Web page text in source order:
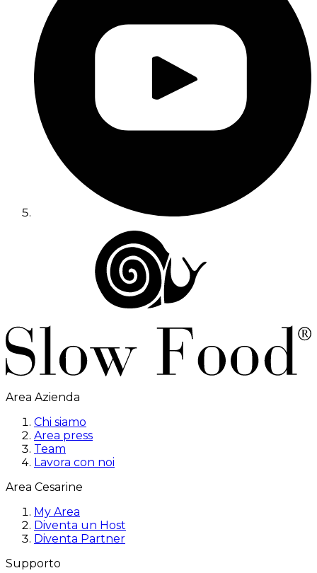
Area Azienda
Chi siamo
Area press
Team
Lavora con noi
Area Cesarine
My Area
Diventa un Host
Diventa Partner
Supporto